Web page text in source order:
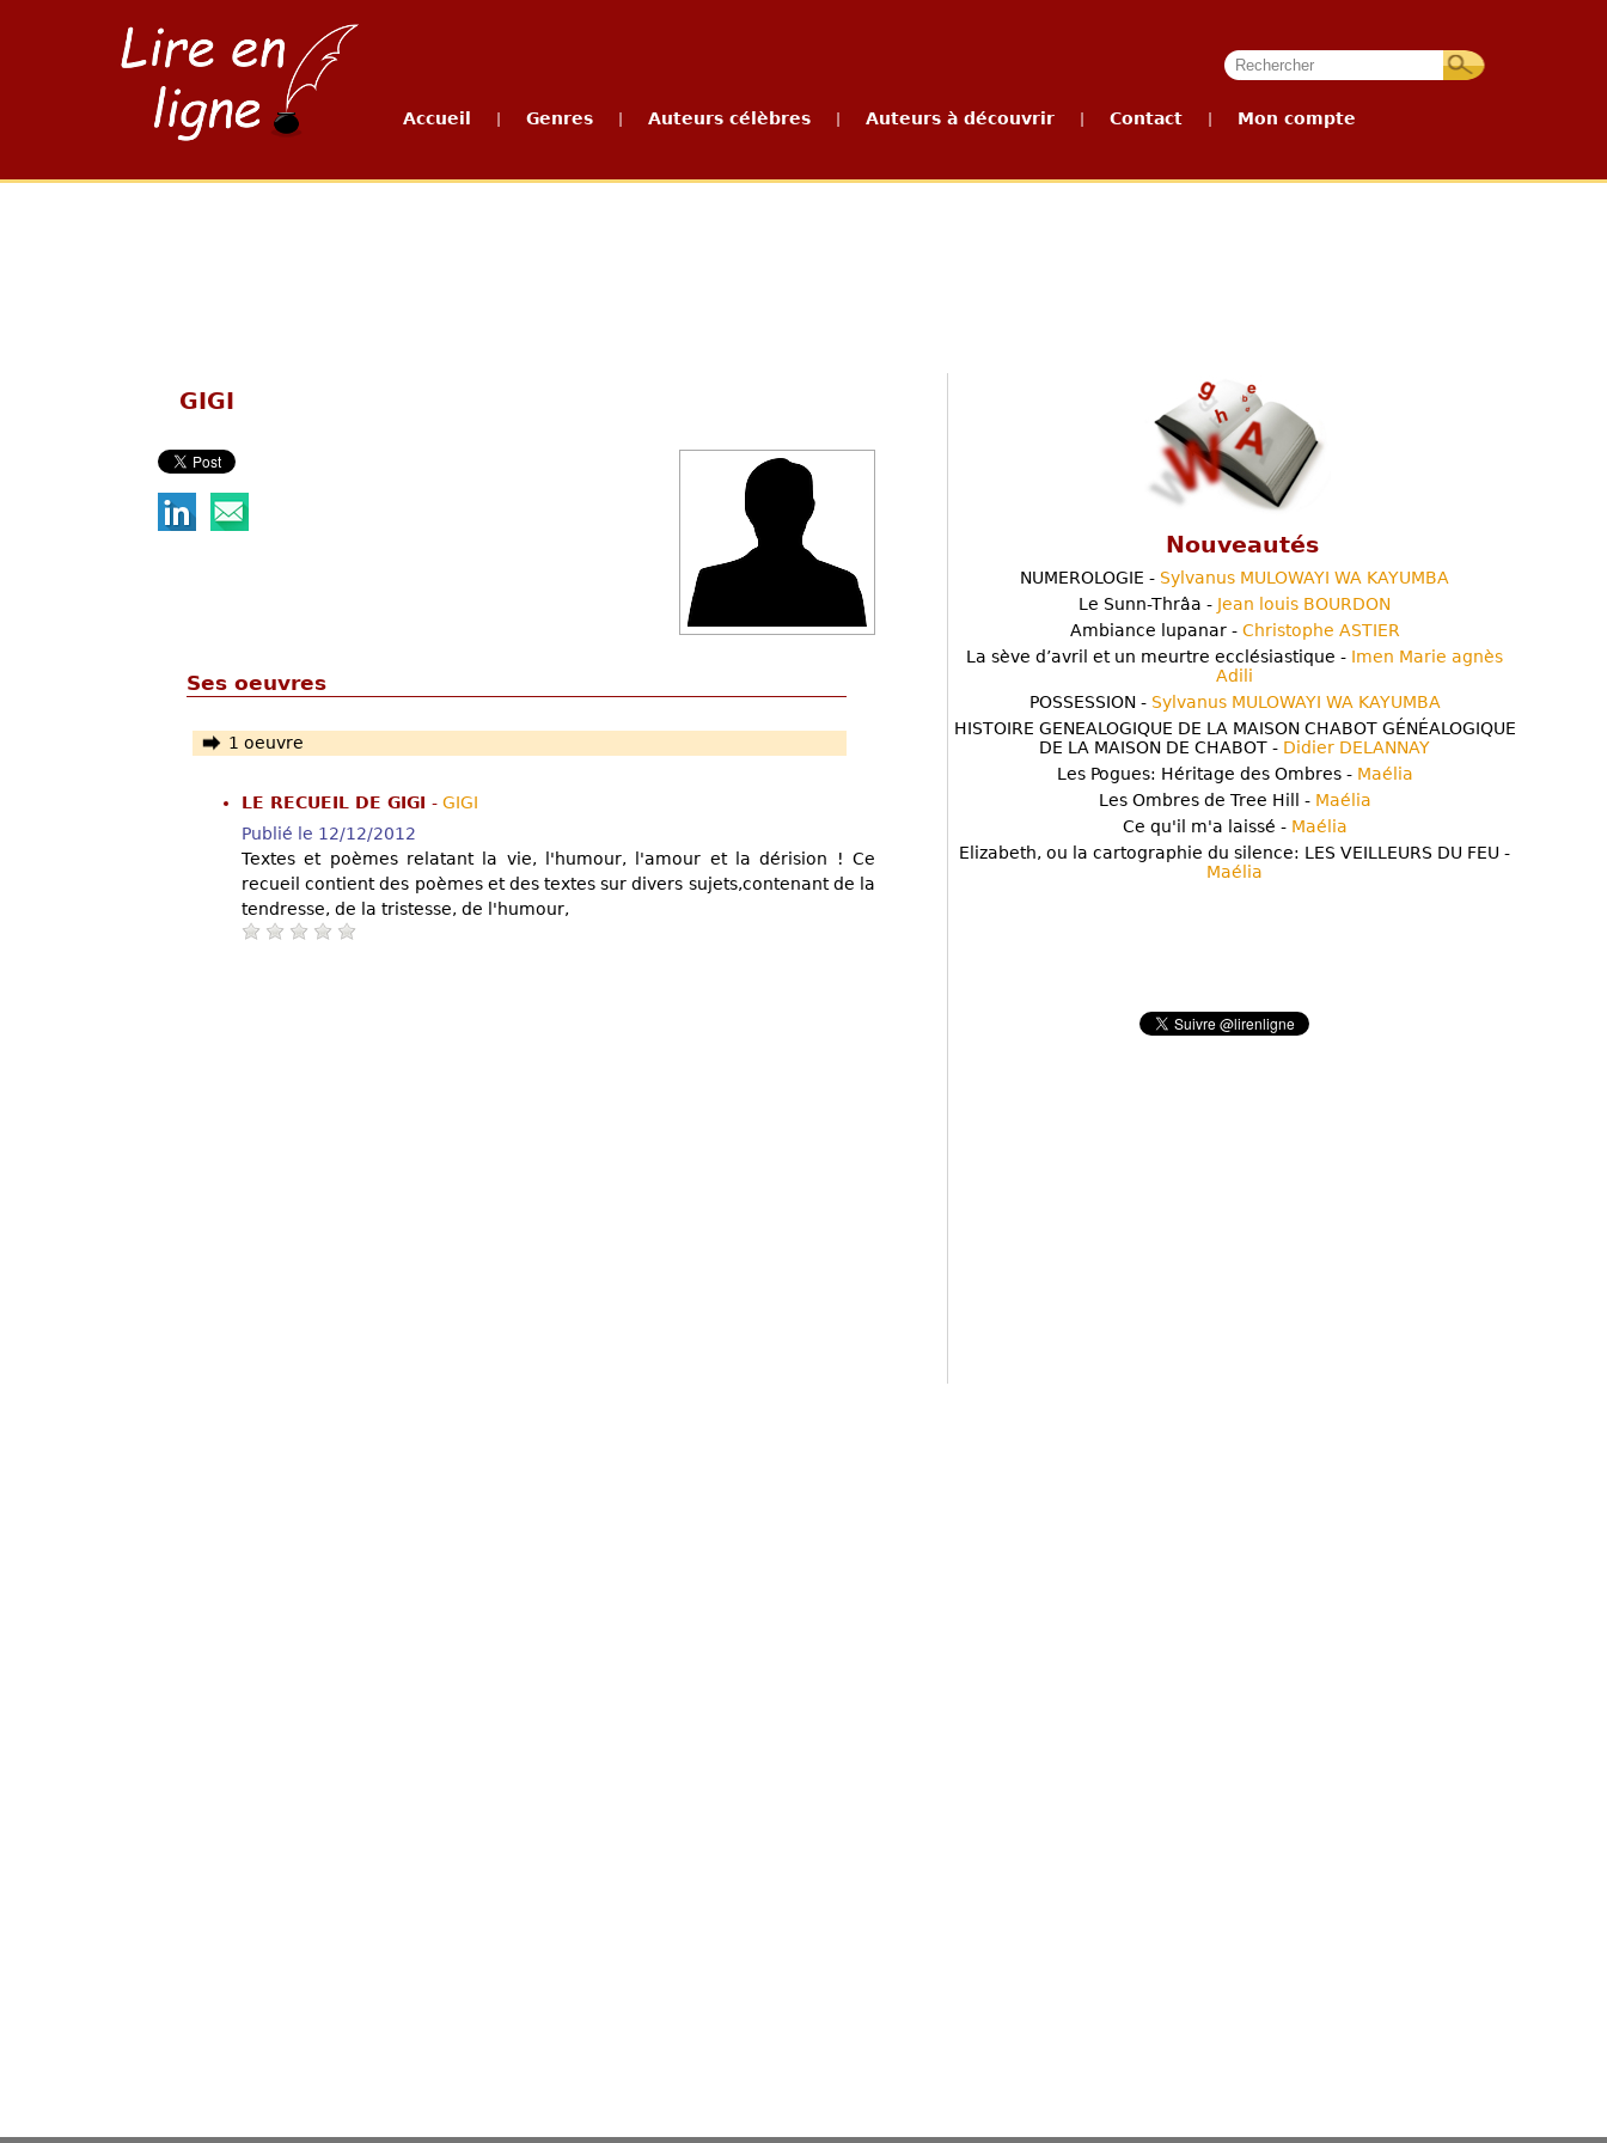
Accueil Genres Auteurs célèbres Auteurs à découvrir Contact Mon compte
GIGI
Ses oeuvres
1 oeuvre
LE RECUEIL DE GIGI - GIGI
Publié le 12/12/2012
Textes et poèmes relatant la vie, l'humour, l'amour et la dérision ! Ce
recueil contient des poèmes et des textes sur divers sujets,contenant de la
tendresse, de la tristesse, de l'humour,
Nouveautés
NUMEROLOGIE - Sylvanus MULOWAYI WA KAYUMBA
Le Sunn-Thrâa - Jean louis BOURDON
Ambiance lupanar - Christophe ASTIER
La sève d’avril et un meurtre ecclésiastique - Imen Marie agnès
Adili
POSSESSION - Sylvanus MULOWAYI WA KAYUMBA
HISTOIRE GENEALOGIQUE DE LA MAISON CHABOT GÉNÉALOGIQUE
DE LA MAISON DE CHABOT - Didier DELANNAY
Les Pogues: Héritage des Ombres - Maélia
Les Ombres de Tree Hill - Maélia
Ce qu'il m'a laissé - Maélia
Elizabeth, ou la cartographie du silence: LES VEILLEURS DU FEU -
Maélia